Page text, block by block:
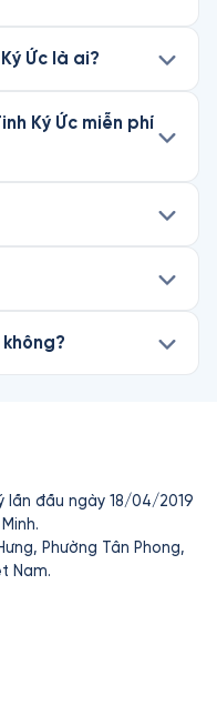
Ức là ai?
Ký Ức miễn phí
lần đầu ngày 18/04/2019
Phường Tân Phong,
Nam.